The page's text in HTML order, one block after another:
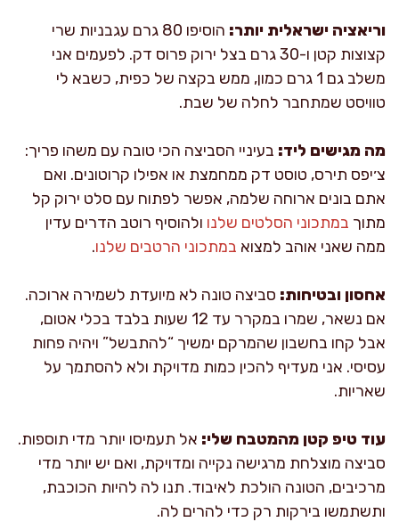
וריאציה ישראלית יותר:
הוסיפו 80 גרם עגבניות שרי
קצוצות קטן ו-30 גרם בצל ירוק פרוס דק. לפעמים אני
משלב גם 1 גרם כמון, ממש בקצה של כפית, כשבא לי
טוויסט שמתחבר לחלה של שבת.
מה מגישים ליד: בעיניי הסביצה הכי טובה עם משהו פריך:
צ׳יפס תירס, טוסט דק ממחמצת או אפילו קרוטונים. ואם
אתם בונים ארוחה שלמה, אפשר לפתוח עם סלט ירוק קל
מתוך במתכוני הסלטים שלנו ולהוסיף רוטב הדרים עדין
ממה שאני אוהב למצוא במתכוני הרטבים שלנו.
אחסון ובטיחות: סביצה טונה לא מיועדת לשמירה ארוכה.
אם נשאר, שמרו במקרר עד 12 שעות בלבד בכלי אטום,
אבל קחו בחשבון שהמרקם ימשיך “להתבשל” ויהיה פחות
עסיסי. אני מעדיף להכין כמות מדויקת ולא להסתמך על
שאריות.
עוד טיפ קטן מהמטבח שלי: אל תעמיסו יותר מדי תוספות.
סביצה מוצלחת מרגישה נקייה ומדויקת, ואם יש יותר מדי
מרכיבים, הטונה הולכת לאיבוד. תנו לה להיות הכוכבת,
ותשתמשו בירקות רק כדי להרים לה.